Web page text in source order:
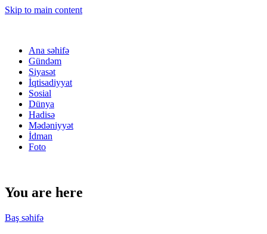
Skip to main content
Ana səhifə
Gündəm
Siyasət
İqtisadiyyat
Sosial
Dünya
Hadisə
Mədəniyyət
İdman
Foto
You are here
Baş səhifə